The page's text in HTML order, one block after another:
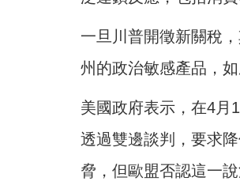
一旦川普開徵新關稅
州的政治敏感產品，如
美國政府表示，在4月
透過雙邊談判，要求
脅，但歐盟否認這一